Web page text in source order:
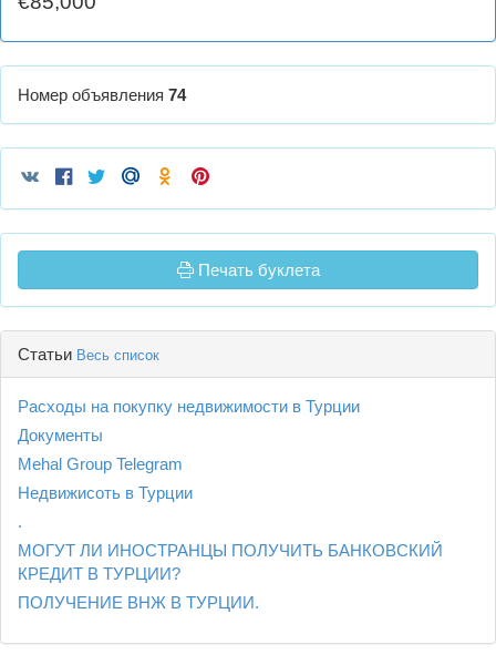
Номер объявления 74
Печать буклета
Статьи Весь список
Расходы на покупку недвижимости в Турции
Документы
Mehal Group Telegram
Недвижисоть в Турции
.
МОГУТ ЛИ ИНОСТРАНЦЫ ПОЛУЧИТЬ БАНКОВСКИЙ
КРЕДИТ В ТУРЦИИ?
ПОЛУЧЕНИЕ ВНЖ В ТУРЦИИ.